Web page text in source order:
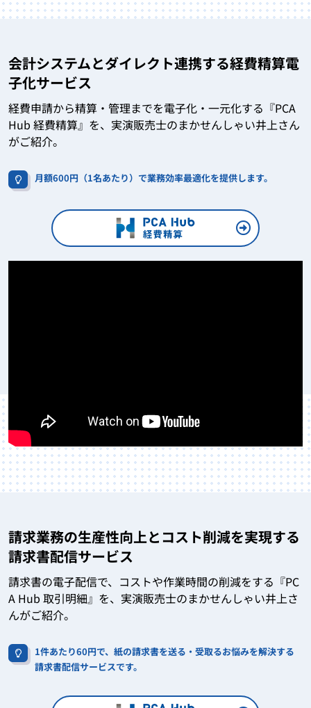
会計システムとダイレクト連携する経費精算電
子化サービス
経費申請から精算・管理までを電子化・一元化する『PCA
Hub 経費精算』を、実演販売士のまかせんしゃい井上さん
がご紹介。
月額600円（1名あたり）で業務効率最適化を提供します。
請求業務の生産性向上とコスト削減を実現する
請求書配信サービス
請求書の電子配信で、コストや作業時間の削減をする『PC
A Hub 取引明細』を、実演販売士のまかせんしゃい井上さ
んがご紹介。
1件あたり60円で、紙の請求書を送る・受取るお悩みを解決する
請求書配信サービスです。